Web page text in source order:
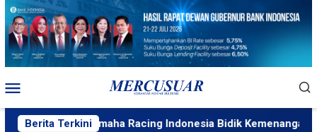
Loncat
konten
Mobile
Berita Terkini
Yamaha Racing Indonesia Bidik Kemenangan Seri 4